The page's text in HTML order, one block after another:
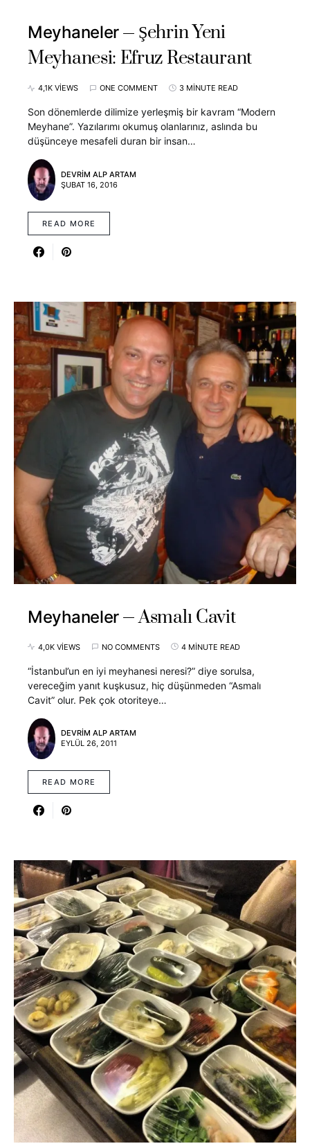
Meyhaneler
Şehrin Yeni
Meyhanesi: Efruz Restaurant
4,1K VIEWS ONE COMMENT 3 MINUTE READ
Son dönemlerde dilimize yerleşmiş bir kavram “Modern
Meyhane”. Yazılarımı okumuş olanlarınız, aslında bu
düşünceye mesafeli duran bir insan…
DEVRIM ALP ARTAM
ŞUBAT 16, 2016
READ MORE
Meyhaneler Asmalı Cavit
4,0K VIEWS NO COMMENTS 4 MINUTE READ
“İstanbul’un en iyi meyhanesi neresi?” diye sorulsa,
vereceğim yanıt kuşkusuz, hiç düşünmeden “Asmalı
Cavit” olur. Pek çok otoriteye…
DEVRIM ALP ARTAM
EYLÜL 26, 2011
READ MORE